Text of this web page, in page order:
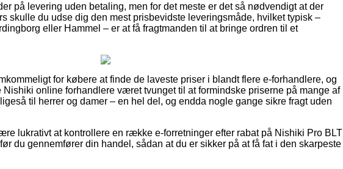
på levering uden betaling, men for det meste er det så nødvendigt at der
skulle du udse dig den mest prisbevidste leveringsmåde, hvilket typisk –
eller Hammel – er at få fragtmanden til at bringe ordren til et
for købere at finde de laveste priser i blandt flere e-forhandlere, og
Nishiki online forhandlere været tvunget til at formindske priserne på mange af
til herrer og damer – en hel del, og endda nogle gange sikre fragt uden
lukrativt at kontrollere en række e-forretninger efter rabat på Nishiki Pro BLT
du gennemfører din handel, sådan at du er sikker på at få fat i den skarpeste